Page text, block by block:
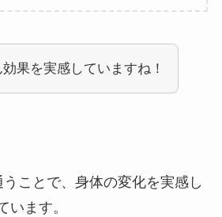
果を実感していますね！
ことで、身体の変化を実感し
います。